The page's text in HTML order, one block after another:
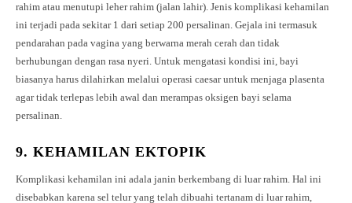
rahim atau menutupi leher rahim (jalan lahir). Jenis komplikasi kehamilan
ini terjadi pada sekitar 1 dari setiap 200 persalinan. Gejala ini termasuk
pendarahan pada vagina yang berwarna merah cerah dan tidak
berhubungan dengan rasa nyeri. Untuk mengatasi kondisi ini, bayi
biasanya harus dilahirkan melalui operasi caesar untuk menjaga plasenta
agar tidak terlepas lebih awal dan merampas oksigen bayi selama
persalinan.
9. KEHAMILAN EKTOPIK
Komplikasi kehamilan ini adala janin berkembang di luar rahim. Hal ini
disebabkan karena sel telur yang telah dibuahi tertanam di luar rahim,